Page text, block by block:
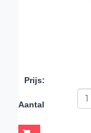
Prijs:
Aantal